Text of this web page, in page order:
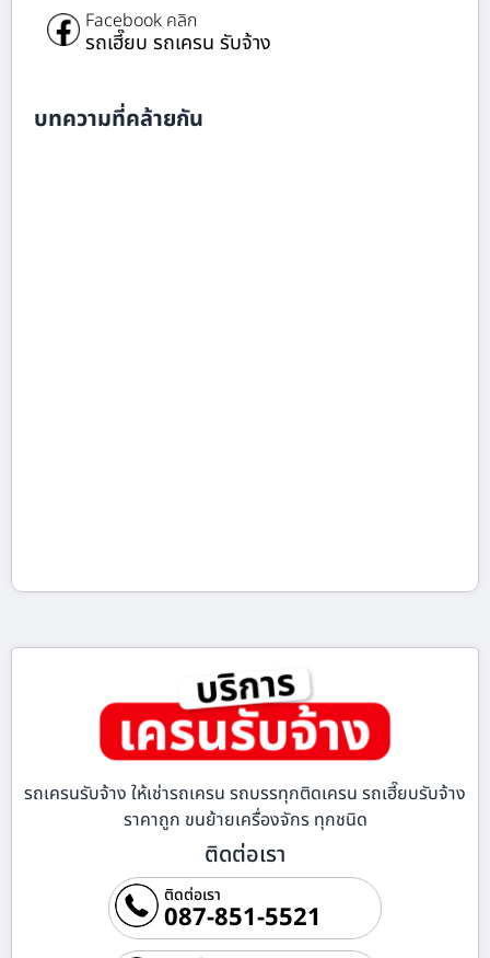
Facebook คลิก
รถเฮี๊ยบ รถเครน รับจ้าง
บทความที่คล้ายกัน
รถเครนรับจ้าง ให้เช่ารถเครน รถบรรทุกติดเครน รถเฮี๊ยบรับจ้าง
ราคาถูก ขนย้ายเครื่องจักร ทุกชนิด
ติดต่อเรา
ติดต่อเรา
087-851-5521